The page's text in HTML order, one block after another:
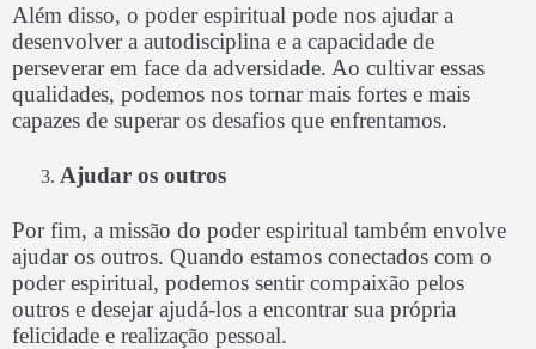
Além disso, o poder espiritual pode nos ajudar a
desenvolver a autodisciplina e a capacidade de
perseverar em face da adversidade. Ao cultivar essas
qualidades, podemos nos tornar mais fortes e mais
capazes de superar os desafios que enfrentamos.
Ajudar os outros
Por fim, a missão do poder espiritual também envolve
ajudar os outros. Quando estamos conectados com o
poder espiritual, podemos sentir compaixão pelos
outros e desejar ajudá-los a encontrar sua própria
felicidade e realização pessoal.